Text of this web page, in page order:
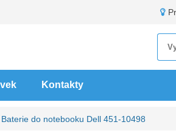
Kontakty
Baterie do notebooku Dell 451-10498